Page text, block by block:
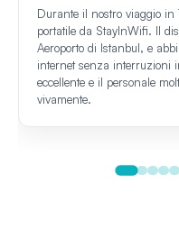
Durante il nostro viaggio
portatile da StayInWifi. Il
Aeroporto di Istanbul, e
internet senza interruzioni
eccellente e il personale
vivamente.